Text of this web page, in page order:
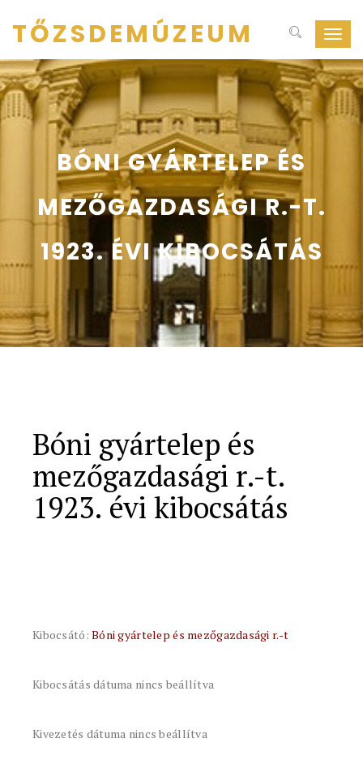
ki-
be
TŐZSDEMÚZEUM
BÓNI GYÁRTELEP ÉS
MEZŐGAZDASÁGI R.-T.
1923. ÉVI KIBOCSÁTÁS
Bóni gyártelep és
mezőgazdasági r.-t.
1923. évi kibocsátás
Kibocsátó:Bóni gyártelep és mezőgazdasági r.-t
Kibocsátás dátuma nincs beállítva
Kivezetés dátuma nincs beállítva